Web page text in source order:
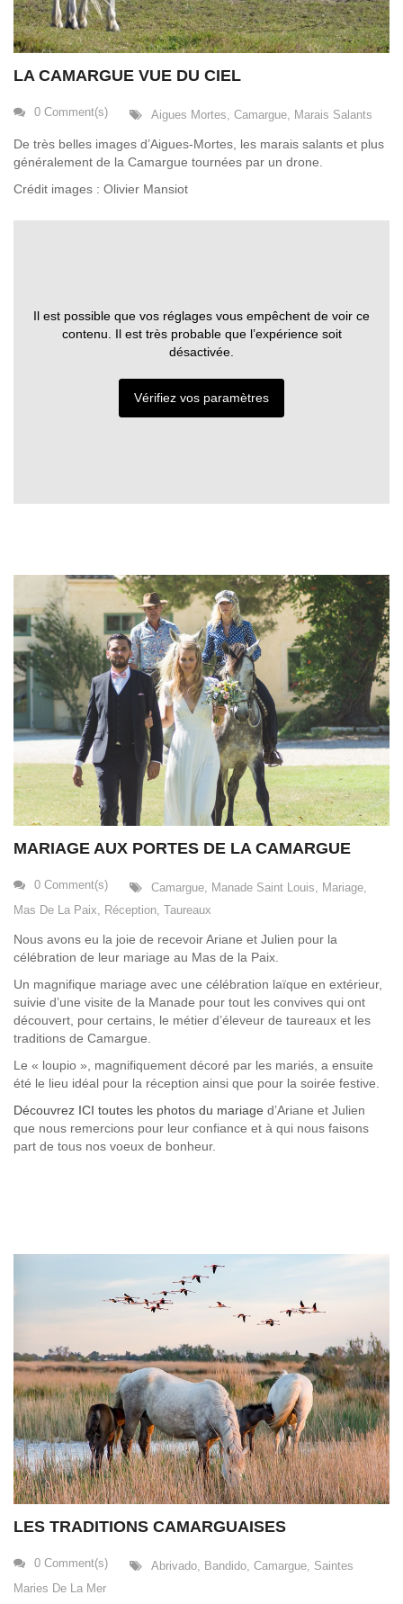
LA CAMARGUE VUE DU CIEL
0 Comment(s) Aigues Mortes Camargue Marais Salants
De très belles images d’Aigues-Mortes, les marais salants et plus
généralement de la Camargue tournées par un drone.
Crédit images : Olivier Mansiot
Il est possible que vos réglages vous empêchent de voir ce
contenu. Il est très probable que l’expérience soit
désactivée.
Vérifiez vos paramètres
MARIAGE AUX PORTES DE LA CAMARGUE
0 Comment(s) Camargue Manade Saint Louis Mariage
Mas De La Paix
Réception Taureaux
Nous avons eu la joie de recevoir Ariane et Julien pour la
célébration de leur mariage au Mas de la Paix.
Un magnifique mariage avec une célébration laïque en extérieur,
suivie d’une visite de la Manade pour tout les convives qui ont
découvert, pour certains, le métier d’éleveur de taureaux et les
traditions de Camargue.
Le « loupio », magnifiquement décoré par les mariés, a ensuite
été le lieu idéal pour la réception ainsi que pour la soirée festive.
Découvrez ICI toutes les photos du mariage d’Ariane et Julien
que nous remercions pour leur confiance et à qui nous faisons
part de tous nos voeux de bonheur.
LES TRADITIONS CAMARGUAISES
0 Comment(s) Abrivado, Bandido, Camargue, Saintes
Maries De La Mer